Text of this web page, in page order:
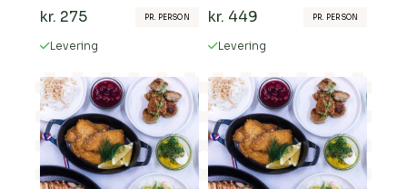
kr. 275 PR. PERSON
Levering
kr. 449 PR. PERSON
Levering